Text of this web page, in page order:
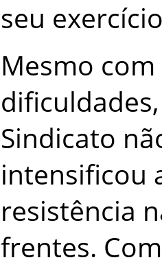
seu
Mesmo
Sindicato
intensificou
resistência
frentes.